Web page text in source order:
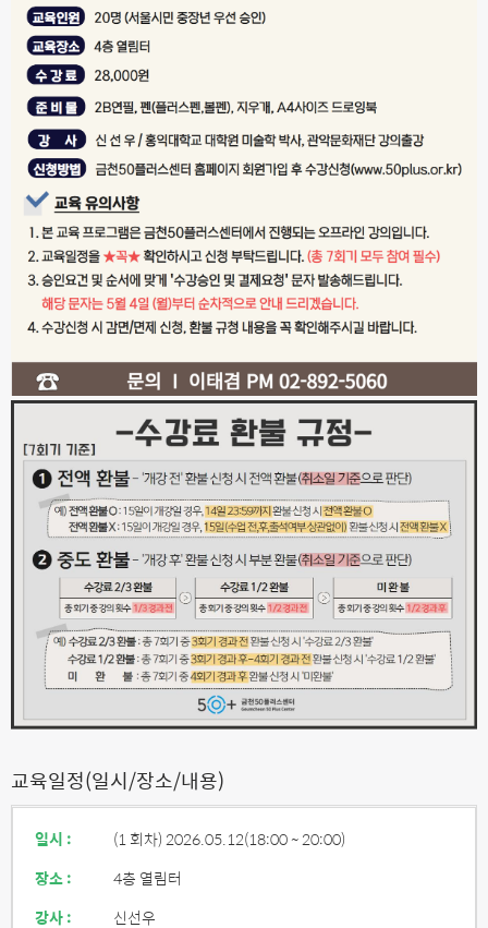
교육일정(일시/장소/내용)
일시 : (1 회차) 2026.05.12(18:00 ~ 20:00)
장소 :
4층 열림터
강사 :
신선우